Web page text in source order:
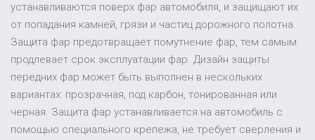
устанавливаются поверх фар автомобиля, и защищают их
от попадания камней, грязи и частиц дорожного полотна.
Защита фар предотвращает помутнение фар, тем самым
продлевает срок эксплуатации фар. Дизайн защиты
передних фар может быть выполнен в нескольких
вариантах: прозрачная, под карбон, тонированная или
черная. Защита фар устанавливается на автомобиль с
помощью специального крепежа, не требует сверления и